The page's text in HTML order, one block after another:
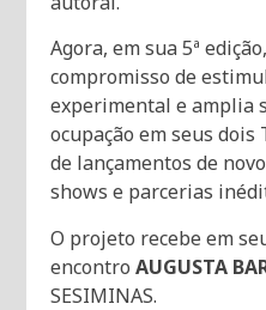
Agora, em sua 5ª
compromisso de
experimental e amplia
ocupação em seus
de lançamentos de
shows e parcerias
O projeto recebe em
encontro AUGUSTA
SESIMINAS.